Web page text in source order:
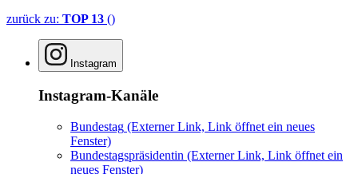
zurück zu: TOP 13 ()
Instagram
Instagram-Kanäle
Bundestag (Externer Link, Link öffnet ein neues
Fenster)
Bundestagspräsidentin (Externer Link, Link öffnet ein
neues Fenster)